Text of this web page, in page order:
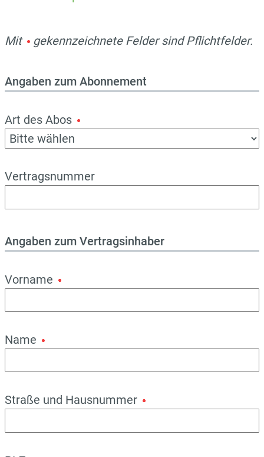
Mit gekennzeichnete Felder sind Pflichtfelder.
Angaben zum Abonnement
Art des Abos
Vertragsnummer
Angaben zum Vertragsinhaber
Vorname
Name
Straße und Hausnummer